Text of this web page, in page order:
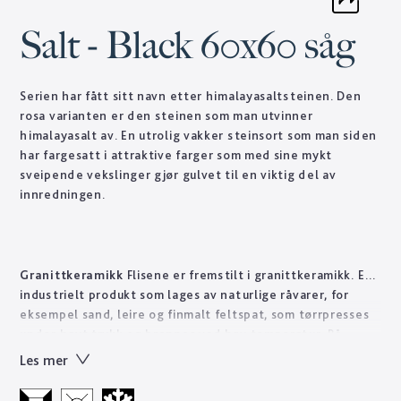
Salt - Black 60x60 såg
Serien har fått sitt navn etter himalayasaltsteinen. Den
rosa varianten er den steinen som man utvinner
himalayasalt av. En utrolig vakker steinsort som man siden
har fargesatt i attraktive farger som med sine mykt
sveipende vekslinger gjør gulvet til en viktig del av
innredningen.
Granittkeramikk Flisene er fremstilt i granittkeramikk. Et
industrielt produkt som lages av naturlige råvarer, for
eksempel sand, leire og finmalt feltspat, som tørrpresses
denne måten får man på kort tid et steinprodukt som det
granittkeramikk et sterkt materiale som er lett å pleie, til
Les mer